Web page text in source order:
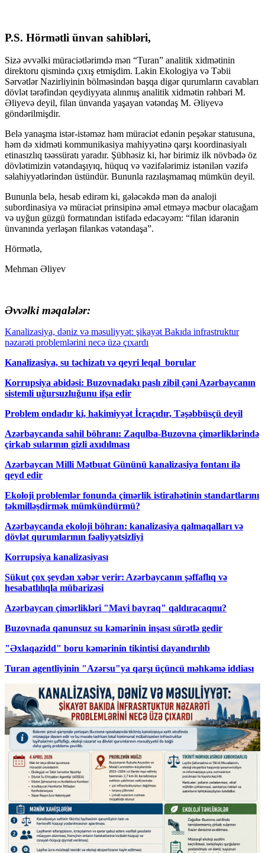
P.S. Hörmətli ünvan sahibləri,
Sizə əvvəlki müraciətlərimdə mən “Turan” analitik xidmətinin
direktoru qismində çıxış etmişdim. Lakin Ekologiya və Təbii
Sərvətlər Nazirliyinin bölməsindən başqa digər qurumların cavabları
dövlət tərəfindən qeydiyyata alınmış analitik xidmətin rəhbəri M.
Əliyevə deyil, filan ünvanda yaşayan vətəndaş M. Əliyevə
göndərilmişdir.
Belə yanaşma istər-istəməz həm müraciət edənin peşəkar statusuna,
həm də xidməti kommunikasiya mahiyyətinə qarşı koordinasiyalı
etinasızlıq təəssüratı yaradır. Şübhəsiz ki, hər birimiz ilk növbədə öz
dövlətimizin vətəndaşıyıq, hüquq və vəzifələrimiz istənilən vəzifə
səlahiyyətlərindən üstündür. Bununla razılaşmamaq mümkün deyil.
Bununla belə, hesab edirəm ki, gələcəkdə mən də analoji
subordinasiya və müraciət prinsipinə əməl etməyə məcbur olacağam
və uyğun güzgü formatından istifadə edəcəyəm: “filan idarənin
ünvanında yerləşən filankəs vətəndaşa”.
Hörmətlə,
Mehman Əliyev
Əvvəlki məqalələr:
Kanalizasiya, dəniz və məsuliyyət: şikayət Bakıda infrastruktur
nəzarəti problemlərini necə üzə çıxardı
Kanalizasiya, su təchizatı və qeyri leqal borular
Korrupsiya abidəsi: Buzovnadakı paslı zibil çəni Azərbaycanın
sistemli uğursuzluğunu ifşa edir
Problem ondadır ki, hakimiyyət İcraçıdır, Təşəbbüsçü deyil
Azərbaycanda sahil böhranı: Zaqulba-Buzovna çimərliklərində
çirkab sularının gizli axıdılması
Azərbaycan Milli Mətbuat Gününü kanalizasiya fontanı ilə
qeyd edir
Ekoloji problemlər fonunda çimərlik istirahətinin standartlarını
təkmilləşdirmək mümkündürmü?
Azərbaycanda ekoloji böhran: kanalizasiya qalmaqalları və
dövlət qurumlarının fəaliyyətsizliyi
Korrupsiya kanalizasiyası
Sükut çox şeydən xəbər verir: Azərbaycanın şəffaflıq və
hesabatlılıqla mübarizəsi
Azərbaycan çimərlikləri "Mavi bayraq" qaldıracaqmı?
Buzovnada qanunsuz su kəmərinin inşası sürətlə gedir
"Əxlaqazidd" boru kəmərinin tikintisi dayandırılıb
Turan agentliyinin "Azərsu"ya qarşı üçüncü məhkəmə iddiası